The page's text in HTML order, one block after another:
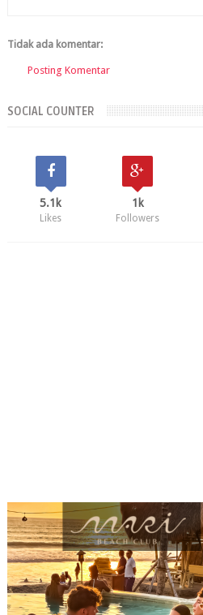
Tidak ada komentar:
Posting Komentar
SOCIAL COUNTER
5.1k
Likes
1k
Followers